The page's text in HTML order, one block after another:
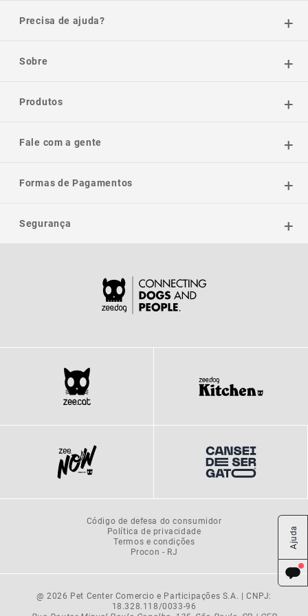
Precisa de ajuda?
Sobre
Produtos
Fale com a gente
Formas de Pagamentos
Segurança
Código de defesa do consumidor
Política de privacidade
Termos e condições
Procon - RJ
@ 2026 Pet Center Comercio e Participações S.A. | CNPJ:
18.328.118/0033-96
Ajuda